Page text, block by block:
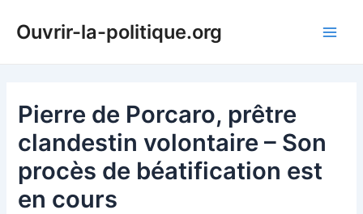
Ouvrir-la-politique.org
Pierre de Porcaro, prêtre
clandestin volontaire – Son
procès de béatification est
en cours